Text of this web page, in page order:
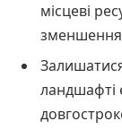
місцеві
зменшення
ландшафті